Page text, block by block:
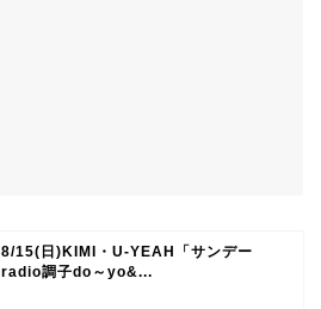
8/15(日)KIMI・U-YEAH「サンデー
radio調子do～yo&...